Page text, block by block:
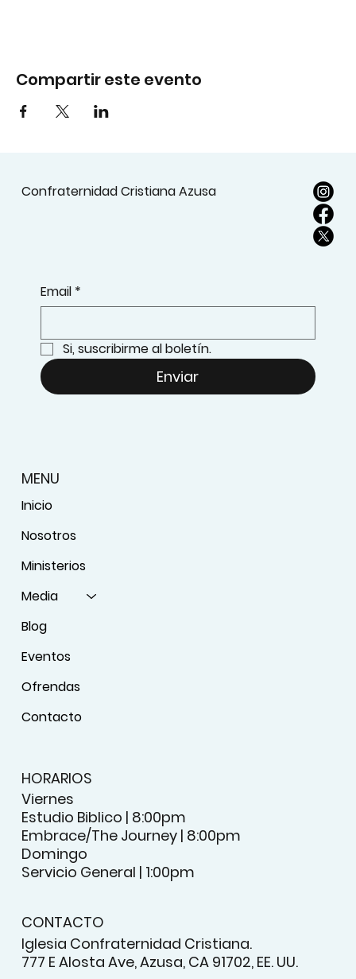
Compartir este evento
Confraternidad Cristiana Azusa
Email *
Si, suscribirme al boletín.
Enviar
MENU
Inicio
Nosotros
Ministerios
Media
Blog
Eventos
Ofrendas
Contacto
HORARIOS
Viernes
Estudio Biblico | 8:00pm
Embrace/The Journey | 8:00pm
Domingo
Servicio General | 1:00pm
CONTACTO
Iglesia Confraternidad Cristiana.
777 E Alosta Ave, Azusa, CA 91702, EE. UU.